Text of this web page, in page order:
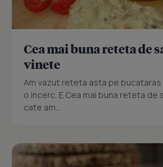
Cea mai buna reteta de
vinete
Am vazut reteta asta pe bucataras
o incerc. E Cea mai buna reteta de
cate am...